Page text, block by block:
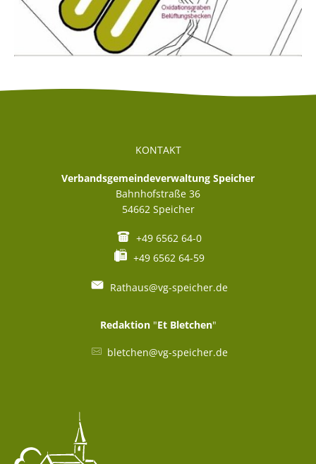
KONTAKT
Verbandsgemeindeverwaltung Speicher
Bahnhofstraße 36
54662 Speicher
+49 6562 64-0
+49 6562 64-59
Rathaus@vg-speicher.de
Redaktion "Et Bletchen"
bletchen@vg-speicher.de